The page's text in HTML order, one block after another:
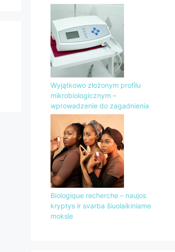
Wyjątkowo złożonym profilu
mikrobiologicznym –
wprowadzenie do zagadnienia
Biologique recherche – naujos
kryptys ir svarba šiuolaikiniame
moksle